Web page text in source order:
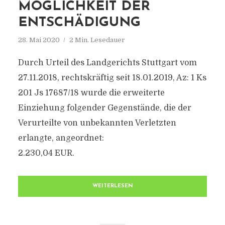
MÖGLICHKEIT DER
ENTSCHÄDIGUNG
28. Mai 2020 2 Min. Lesedauer
Durch Urteil des Landgerichts Stuttgart vom
27.11.2018, rechtskräftig seit 18.01.2019, Az: 1 Ks
201 Js 17687/18 wurde die erweiterte
Einziehung folgender Gegenstände, die der
Verurteilte von unbekannten Verletzten
erlangte, angeordnet:
2.230,04 EUR.
WEITERLESEN